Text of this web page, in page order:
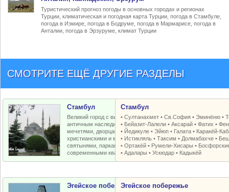
Туристический прогноз погоды в основных городах и регионах
Турции, климатическая и погодная карта Турции, погода в Стамбуле,
погода в Измире, погода в Бодруме, погода в Мармарисе, погода в
Анталии, погода в Эрзуруме, климат Турции
СМОТРИТЕ ЕЩЁ ДРУГИЕ РАЗДЕЛЫ
Стамбул
Великий город с византийским и
античным наследием, османскими
мечетями, дворцами, крепостями,
христианскими и мусульманскими
святынями, парками, старыми и
современными кварталами
Стамбул
•Султанахмет •Св.София •Эминёню •
• Бейазит-Лалели •Аксарай •Фатих •
• Йедикуле •Эйюп • Галата • Каракёй-
• Истикляль •Таксим • Долмабахче •
•Ортакёй • Румели-Xисары •
•Адалары •Ускюдар • Кадыкёй
Эгейское побережьеЭгейское побережье